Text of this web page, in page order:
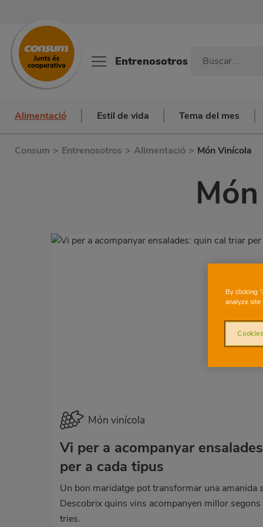
Entrenosotros
Alimentació Estil de vida Tema del mes
Consum > Entrenosotros > Alimentació > Món Vinícola
Món vinícola
Vi per a acompanyar
per a cada tipus
Un bon maridatge pot transformar una amanida
Descobrix quins vins acompanyen millor
tries.
By clicking
analyze site